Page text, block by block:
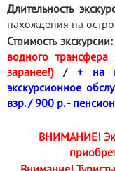
Длительность
нахождения на
Стоимость экскурсии:
водного
заранее!)/ + на
экскурсионное
взр. / 900 р. -
ВНИМАНИЕ!